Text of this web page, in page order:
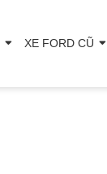
XE FORD CŨ